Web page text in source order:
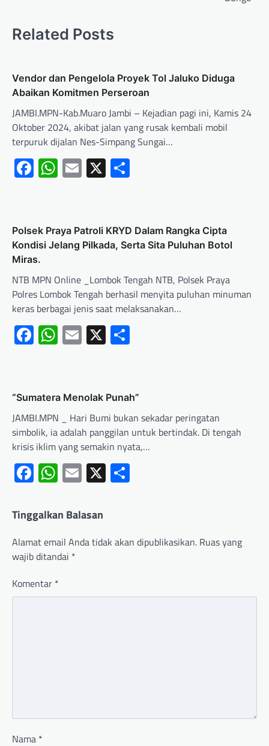
Related Posts
Vendor dan Pengelola Proyek Tol Jaluko Diduga
Abaikan Komitmen Perseroan
JAMBI.MPN-Kab.Muaro Jambi – Kejadian pagi ini, Kamis 24
Oktober 2024, akibat jalan yang rusak kembali mobil
terpuruk dijalan Nes-Simpang Sungai…
Facebook
WhatsApp
Email
X
Polsek Praya Patroli KRYD Dalam Rangka Cipta
Kondisi Jelang Pilkada, Serta Sita Puluhan Botol
Miras.
NTB MPN Online _Lombok Tengah NTB, Polsek Praya
Polres Lombok Tengah berhasil menyita puluhan minuman
keras berbagai jenis saat melaksanakan…
Facebook
WhatsApp
Email
X
“Sumatera Menolak Punah”
JAMBI.MPN _ Hari Bumi bukan sekadar peringatan
simbolik, ia adalah panggilan untuk bertindak. Di tengah
krisis iklim yang semakin nyata,…
Facebook
WhatsApp
Email
X
Tinggalkan Balasan
Alamat email Anda tidak akan dipublikasikan. Ruas yang
wajib ditandai *
Komentar *
Nama *